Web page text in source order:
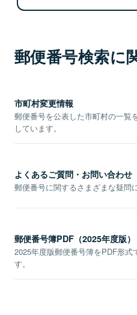
郵便番号検索に
市町村変更情報
郵便番号を公表した市町村の一覧
しています。
よくあるご質問・お問い合わせ
郵便番号に関するさまざまな疑問
郵便番号簿PDF（2025年度版）
2025年度版郵便番号簿をPDF形式
す。